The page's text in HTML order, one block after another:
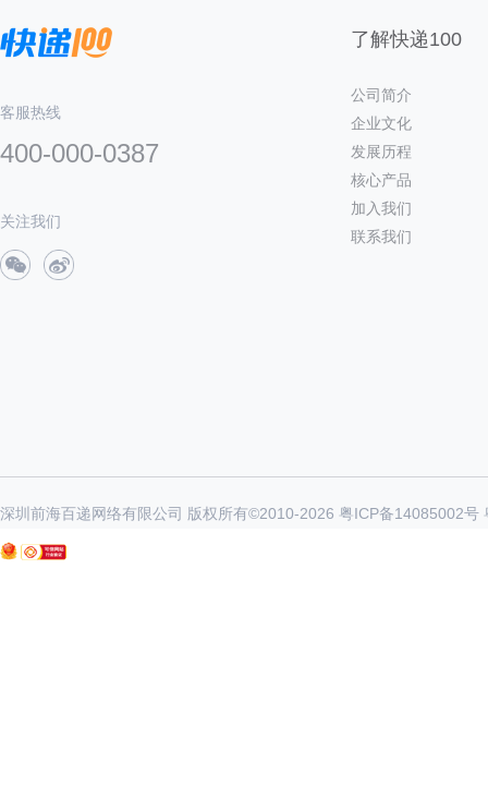
客服热线
400-000-0387
关注我们
了解快递100
公司简介
企业文化
发展历程
核心产品
加入我们
联系我们
深圳前海百递网络有限公司 版权所有©2010-2026 粤ICP备14085002号